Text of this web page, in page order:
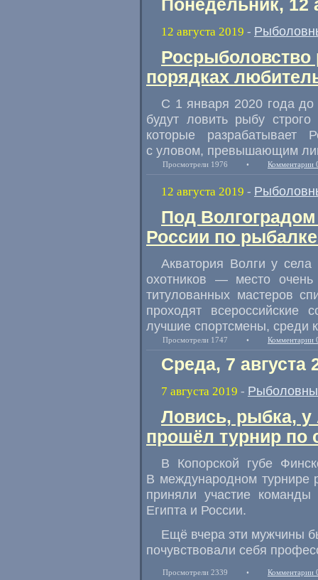
Понедельник, 12
12 августа 2019 -
Росрыболовство
порядках
С 1 января 2020 года
будут ловить рыбу
которые разрабатывает
с уловом, превышающим
Просмотрели 1976 • Комментарии
12 августа 2019 -
Под
России по
Акватория Волги у
охотников — место
титулованных мастеров
проходят всероссийские
лучшие спортсмены, среди
Просмотрели 1747 • Комментарии
Среда, 7 августа
7 августа 2019 -
Ловись, рыбка,
прошёл турнир по
В Копорской губе
В международном турнире
приняли участие команды
Египта и России.
Ещё вчера эти мужчины
почувствовали себя
Просмотрели 2339 • Комментарии